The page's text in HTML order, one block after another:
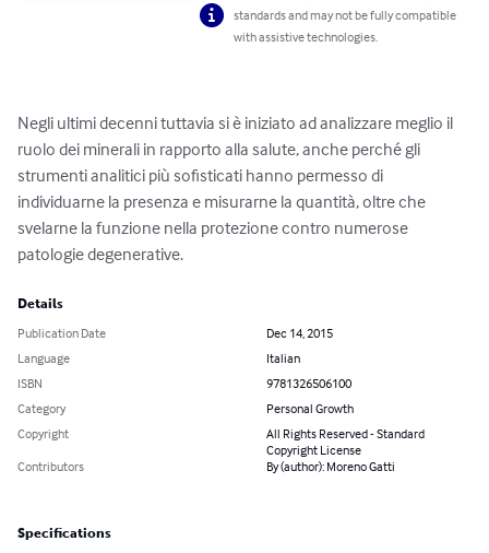
standards and may not be fully compatible
with assistive technologies.
Negli ultimi decenni tuttavia si è iniziato ad analizzare meglio il
ruolo dei minerali in rapporto alla salute, anche perché gli
strumenti analitici più sofisticati hanno permesso di
individuarne la presenza e misurarne la quantità, oltre che
svelarne la funzione nella protezione contro numerose
patologie degenerative.
Details
Publication Date
Dec 14, 2015
Language
Italian
ISBN
9781326506100
Category
Personal Growth
Copyright
All Rights Reserved - Standard
Copyright License
Contributors
By (author): Moreno Gatti
Specifications